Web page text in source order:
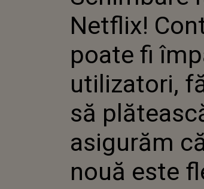
Netflix!
poate fi
utilizatori,
să
asigurăm
nouă este